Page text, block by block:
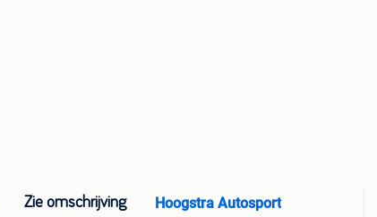
Zie omschrijving Hoogstra Autosport